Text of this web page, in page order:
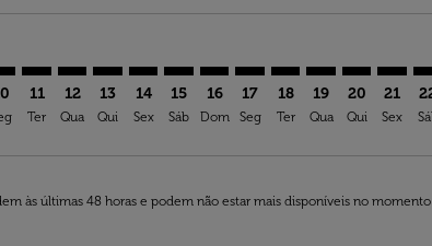
11
Ter
12
Qua
13
Qui
14
Sex
15
Sáb
16
Dom
17
Seg
18
Ter
19
Qua
20
Qui
21
Sex
às últimas 48 horas e podem não estar mais disponíveis no